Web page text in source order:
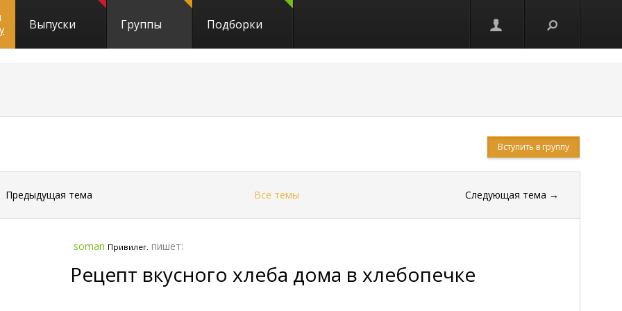
Выпуски Группы Подборки
Вступить в группу
Предыдущая тема Все темы Следующая тема →
soman Привилег. пишет:
Рецепт вкусного хлеба дома в хлебопечке